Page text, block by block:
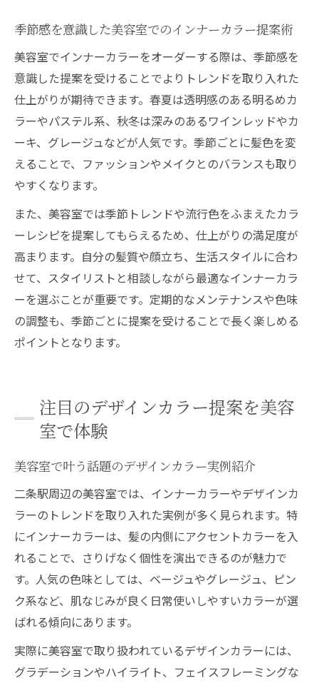
季節感を意識した美容室でのインナーカラー提案術
美容室でインナーカラーをオーダーする際は、季節感を
意識した提案を受けることでよりトレンドを取り入れた
仕上がりが期待できます。春夏は透明感のある明るめカ
ラーやパステル系、秋冬は深みのあるワインレッドやカ
ーキ、グレージュなどが人気です。季節ごとに髪色を変
えることで、ファッションやメイクとのバランスも取り
やすくなります。
また、美容室では季節トレンドや流行色をふまえたカラ
ーレシピを提案してもらえるため、仕上がりの満足度が
高まります。自分の髪質や顔立ち、生活スタイルに合わ
せて、スタイリストと相談しながら最適なインナーカラ
ーを選ぶことが重要です。定期的なメンテナンスや色味
の調整も、季節ごとに提案を受けることで長く楽しめる
ポイントとなります。
注目のデザインカラー提案を美容
室で体験
美容室で叶う話題のデザインカラー実例紹介
二条駅周辺の美容室では、インナーカラーやデザインカ
ラーのトレンドを取り入れた実例が多く見られます。特
にインナーカラーは、髪の内側にアクセントカラーを入
れることで、さりげなく個性を演出できるのが魅力で
す。人気の色味としては、ベージュやグレージュ、ピン
ク系など、肌なじみが良く日常使いしやすいカラーが選
ばれる傾向にあります。
実際に美容室で取り扱われているデザインカラーには、
グラデーションやハイライト、フェイスフレーミングな